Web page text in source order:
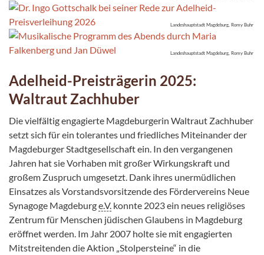
Landeshauptstadt Magdeburg, Romy Buhr
Landeshauptstadt Magdeburg, Romy Buhr
Adelheid-Preisträgerin 2025:
Waltraut Zachhuber
Die vielfältig engagierte Magdeburgerin Waltraut Zachhuber
setzt sich für ein tolerantes und friedliches Miteinander der
Magdeburger Stadtgesellschaft ein. In den vergangenen
Jahren hat sie Vorhaben mit großer Wirkungskraft und
großem Zuspruch umgesetzt. Dank ihres unermüdlichen
Einsatzes als Vorstandsvorsitzende des Fördervereins Neue
Synagoge Magdeburge.V. konnte 2023 ein neues religiöses
Zentrum für Menschen jüdischen Glaubens in Magdeburg
eröffnet werden. Im Jahr 2007 holte sie mit engagierten
Mitstreitenden die Aktion „Stolpersteine“ in die